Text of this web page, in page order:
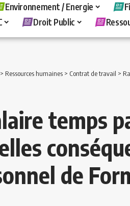
Environnement / Energie
Droit Public
> Ressources humaines > Contrat de travail >
temps
de